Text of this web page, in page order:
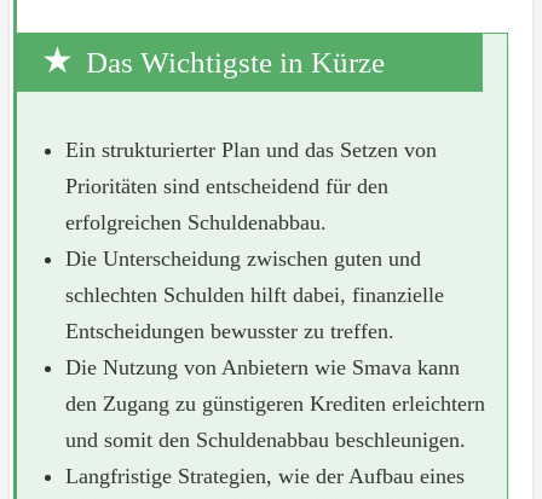
Das Wichtigste in Kürze
Ein strukturierter Plan und das Setzen von
Prioritäten sind entscheidend für den
erfolgreichen Schuldenabbau.
Die Unterscheidung zwischen guten und
schlechten Schulden hilft dabei, finanzielle
Entscheidungen bewusster zu treffen.
Die Nutzung von Anbietern wie Smava kann
den Zugang zu günstigeren Krediten erleichtern
und somit den Schuldenabbau beschleunigen.
Langfristige Strategien, wie der Aufbau eines